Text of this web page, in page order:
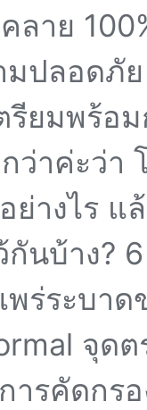
ลาย
ปลอดภั
รียมพร้
าค่ะว่า
ย่างไร แ
กันบ้าง?
ร่ระบาด
จุด
ารคัดกร